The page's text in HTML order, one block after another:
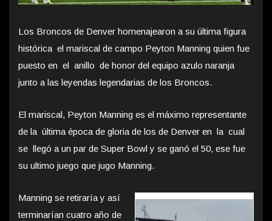
Los Broncos de Denver homenajearon a su última figura
histórica el mariscal de campo Peyton Manning quien fue
puesto en el anillo de honor del equipo azulo naranja
junto a las leyendas legendarias de los Broncos.
El mariscal, Peyton Manning es el máximo representante
de la última época de gloria de los de Denver en la cual
se llegó a un par de Super Bowl y se ganó el 50, ese fue
su ultimo juego que jugo Manning.
Manning se retiraría y así
terminarían cuatro año de